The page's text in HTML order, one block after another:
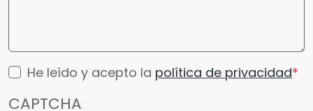
He leído y acepto la política de privacidad
CAPTCHA